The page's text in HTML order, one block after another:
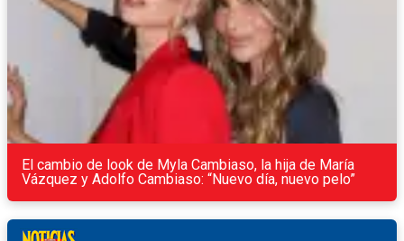
El cambio de look de Myla Cambiaso, la hija de María
Vázquez y Adolfo Cambiaso: “Nuevo día, nuevo pelo”